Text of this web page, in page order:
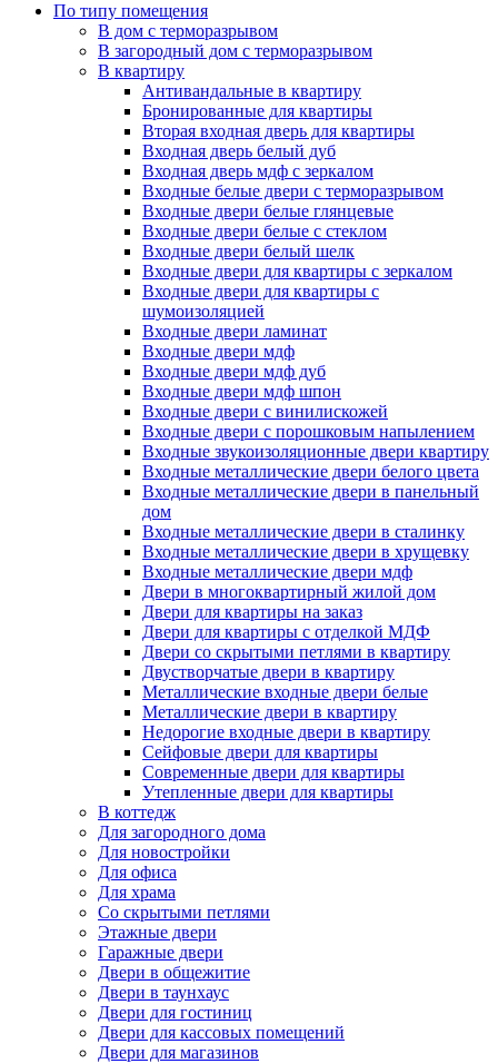
По типу помещения
В дом с терморазрывом
В загородный дом с терморазрывом
В квартиру
Антивандальные в квартиру
Бронированные для квартиры
Вторая входная дверь для квартиры
Входная дверь белый дуб
Входная дверь мдф с зеркалом
Входные белые двери с терморазрывом
Входные двери белые глянцевые
Входные двери белые с стеклом
Входные двери белый шелк
Входные двери для квартиры с зеркалом
Входные двери для квартиры с
шумоизоляцией
Входные двери ламинат
Входные двери мдф
Входные двери мдф дуб
Входные двери мдф шпон
Входные двери с винилискожей
Входные двери с порошковым напылением
Входные звукоизоляционные двери квартиру
Входные металлические двери белого цвета
Входные металлические двери в панельный
дом
Входные металлические двери в сталинку
Входные металлические двери в хрущевку
Входные металлические двери мдф
Двери в многоквартирный жилой дом
Двери для квартиры на заказ
Двери для квартиры с отделкой МДФ
Двери со скрытыми петлями в квартиру
Двустворчатые двери в квартиру
Металлические входные двери белые
Металлические двери в квартиру
Недорогие входные двери в квартиру
Сейфовые двери для квартиры
Современные двери для квартиры
Утепленные двери для квартиры
В коттедж
Для загородного дома
Для новостройки
Для офиса
Для храма
Со скрытыми петлями
Этажные двери
Гаражные двери
Двери в общежитие
Двери в таунхаус
Двери для гостиниц
Двери для кассовых помещений
Двери для магазинов